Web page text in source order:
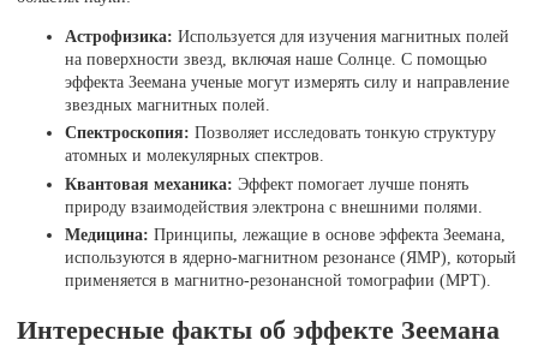
Астрофизика: Используется для изучения магнитных полей
на поверхности звезд, включая наше Солнце. С помощью
эффекта Зеемана ученые могут измерять силу и направление
звездных магнитных полей.
Спектроскопия: Позволяет исследовать тонкую структуру
атомных и молекулярных спектров.
Квантовая механика: Эффект помогает лучше понять
природу взаимодействия электрона с внешними полями.
Медицина: Принципы, лежащие в основе эффекта Зеемана,
используются в ядерно-магнитном резонансе (ЯМР), который
применяется в магнитно-резонансной томографии (МРТ).
Интересные факты об эффекте Зеемана